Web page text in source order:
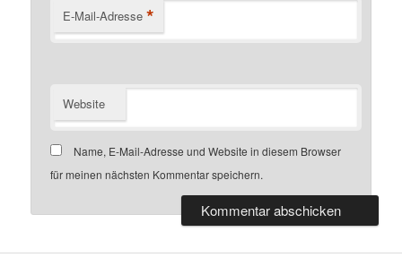
E-Mail-Adresse *
Website
Name, E-Mail-Adresse und Website in diesem Browser
für meinen nächsten Kommentar speichern.